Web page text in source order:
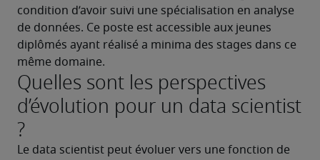
condition d’avoir suivi une spécialisation en analyse
de données. Ce poste est accessible aux jeunes
diplômés ayant réalisé a minima des stages dans ce
même domaine.
Quelles sont les perspectives
d’évolution pour un data scientist
?
Le data scientist peut évoluer vers une fonction de